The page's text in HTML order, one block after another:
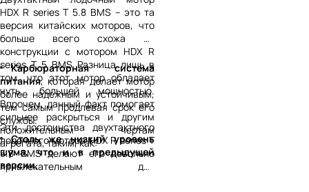
HDX R series T 5.8 BMS – это та
версия китайских моторов, что
больше всего схожа по
конструкции с мотором HDX R
series T 5 BMS Разница лишь в
том, что этот мотор обладает
чуть большей мощностью.
Впрочем, данный факт помогает
сильнее раскрыться и другим
положительным чертам
агрегата, таким, как:
Карбюраторная система
питания, которая делает мотор
более надежным и устойчивым,
тем самым продлевая срок его
службы.
Столь же низкий уровень
шума, что и в предыдущей
версии,
Эти достоинства двухтактного
лодочного мотора HDX R series T
5.8 BMS делают его довольно
привлекательным для